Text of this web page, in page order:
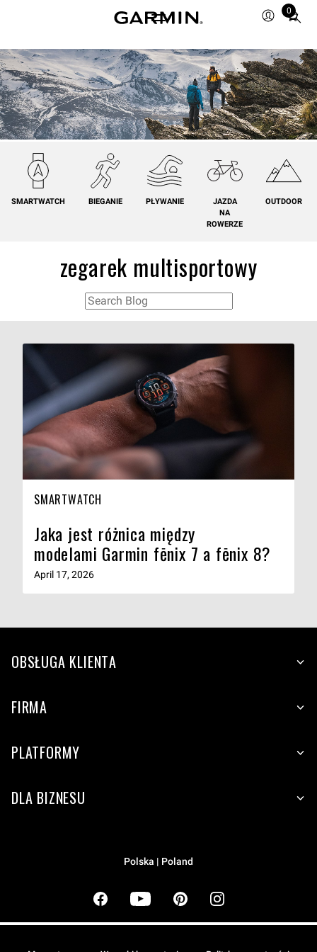
0
Total
in
cart:
0
SMARTWATCH BIEGANIE PŁYWANIE
JAZDA
NA
ROWERZE
OUTDOOR
zegarek multisportowy
SMARTWATCH
Jaka jest różnica między
modelami Garmin fēnix 7 a fēnix 8?
April 17, 2026
OBSŁUGA KLIENTA
FIRMA
PLATFORMY
DLA BIZNESU
Polska | Poland